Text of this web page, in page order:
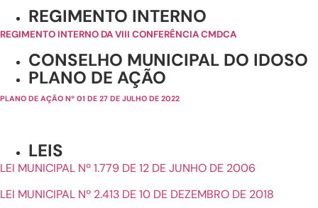
REGIMENTO INTERNO
REGIMENTO INTERNO DA VIII CONFERÊNCIA CMDCA
CONSELHO MUNICIPAL DO IDOSO
PLANO DE AÇÃO
PLANO DE AÇÃO Nº 01 DE 27 DE JULHO DE 2022
LEIS
LEI MUNICIPAL Nº 1.779 DE 12 DE JUNHO DE 2006
LEI MUNICIPAL Nº 2.413 DE 10 DE DEZEMBRO DE 2018